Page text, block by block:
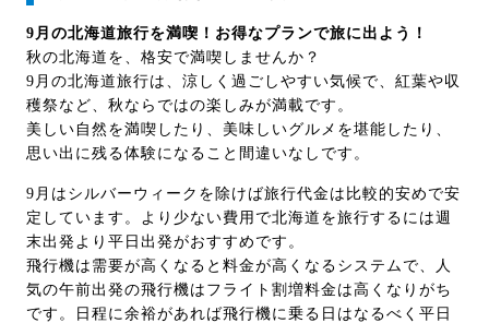
9月の北海道旅行を満喫！お得なプランで旅に出よう！
秋の北海道を、格安で満喫しませんか？
9月の北海道旅行は、涼しく過ごしやすい気候で、紅葉や収
穫祭など、秋ならではの楽しみが満載です。
美しい自然を満喫したり、美味しいグルメを堪能したり、
思い出に残る体験になること間違いなしです。
9月はシルバーウィークを除けば旅行代金は比較的安めで安
定しています。より少ない費用で北海道を旅行するには週
末出発より平日出発がおすすめです。
飛行機は需要が高くなると料金が高くなるシステムで、人
気の午前出発の飛行機はフライト割増料金は高くなりがち
です。日程に余裕があれば飛行機に乗る日はなるべく平日